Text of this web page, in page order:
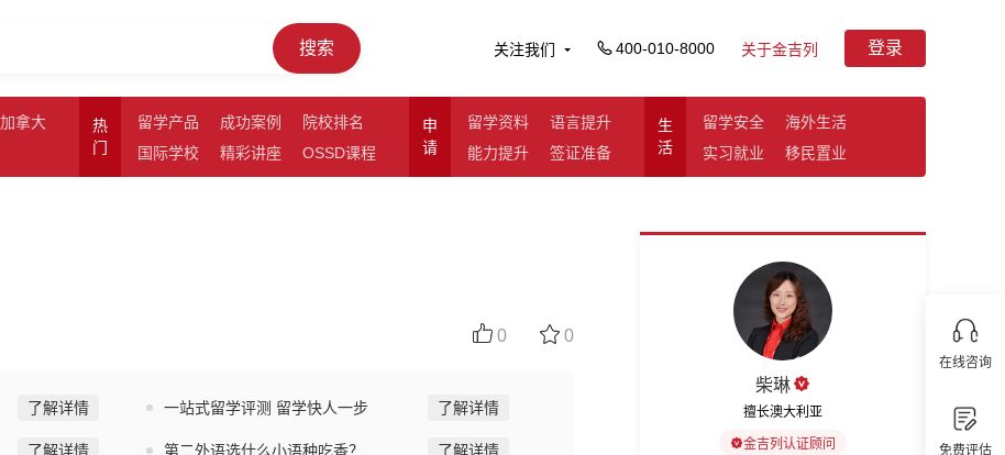
搜索 关注我们 400-010-8000 关于金吉列 登录
加拿大
热
门
留学产品 成功案例
院校排名
国际学校
精彩讲座 OSSD课程
申
请
留学资料
语言提升
能力提升
签证准备
生
活
留学安全
海外生活
实习就业
移民置业
在线咨询
免费评估
0 0
了解详情 一站式留学评测 留学快人一步 了解详情
了解详情 第二外语选什么小语种吃香？ 了解详情
柴琳
擅长澳大利亚
金吉列认证顾问